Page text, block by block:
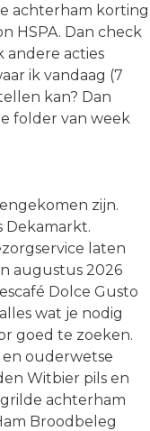
achterham korting
HSPA. Dan check
andere acties
ik vandaag (7
kan? Dan
folder van week
zijn.
Dekamarkt.
laten
augustus 2026
Dolce Gusto
wat je nodig
goed te zoeken.
en ouderwetse
Witbier pils en
achterham
Broodbeleg